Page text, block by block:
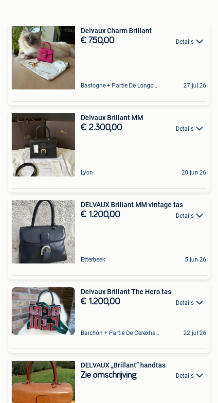
Delvaux Charm Brillant
€ 750,00 Details
Bastogne + Partie De Longchamps Et Sibret 27 jul 26
Delvaux Brillant MM
€ 2.300,00 Details
Lyon 20 jun 26
DELVAUX Brillant MM vintage tas
€ 1.200,00 Details
Etterbeek 5 jun 26
Delvaux Brillant The Hero tas
€ 1.200,00 Details
Barchon + Partie De Cerexhe - Heuseux, De Evegnee - Tignee 22 jul 26
DELVAUX „Brillant” handtas
Zie omschrijving Details